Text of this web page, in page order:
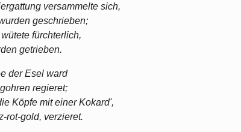
versammelte sich,
geschrieben;
fürchterlich,
getrieben.
der Esel ward
regieret;
Köpfe mit einer Kokard',
rot-gold, verzieret.